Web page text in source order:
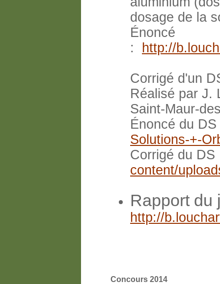
dosage de la
Énoncé
:
http://
Corrigé d'un
Réalisé par J.
Saint-Maur-
Énoncé du
Solutions-+-
Corrigé du
content/
Rapport du
http://
Concours 2014